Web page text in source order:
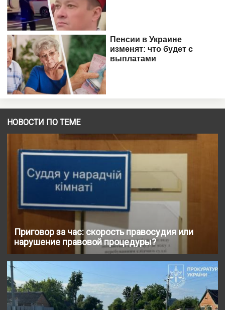
НОВОСТИ ПО ТЕМЕ
Приговор за час: скорость правосудия или
нарушение правовой процедуры?